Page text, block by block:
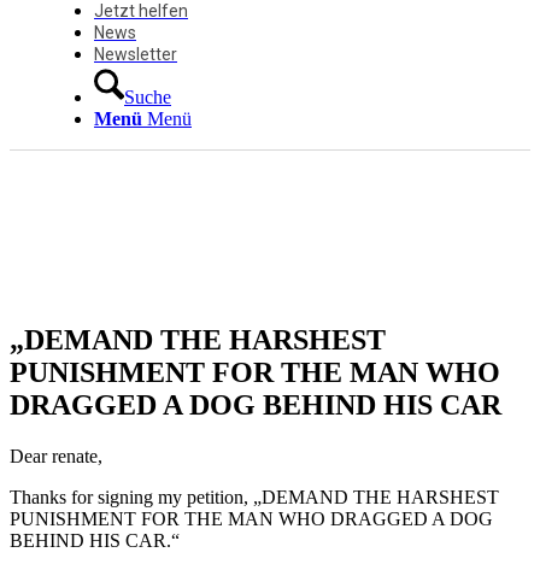
Jetzt helfen
News
Newsletter
Suche
Menü Menü
„DEMAND THE HARSHEST
PUNISHMENT FOR THE MAN WHO
DRAGGED A DOG BEHIND HIS CAR
Dear renate,
Thanks for signing my petition, „DEMAND THE HARSHEST
PUNISHMENT FOR THE MAN WHO DRAGGED A DOG
BEHIND HIS CAR.“